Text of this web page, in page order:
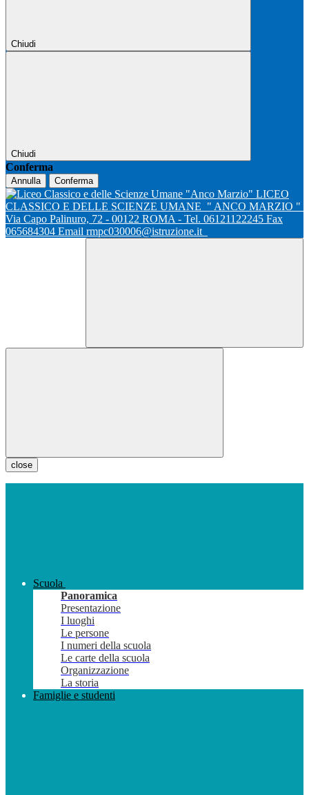
Chiudi
Chiudi
Conferma
Annulla Conferma
LICEO
CLASSICO E DELLE SCIENZE UMANE " ANCO MARZIO "
Via Capo Palinuro, 72 - 00122 ROMA - Tel. 06121122245 Fax
065684304 Email rmpc030006@istruzione.it
close
Scuola
Panoramica
Presentazione
I luoghi
Le persone
I numeri della scuola
Le carte della scuola
Organizzazione
La storia
Famiglie e studenti